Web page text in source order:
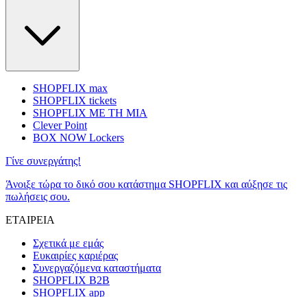
SHOPFLIX max
SHOPFLIX tickets
SHOPFLIX ΜΕ ΤΗ ΜΙΑ
Clever Point
BOX NOW Lockers
Γίνε συνεργάτης!
Άνοιξε τώρα το δικό σου κατάστημα SHOPFLIX και αύξησε τις
πωλήσεις σου.
ΕΤΑΙΡΕΙΑ
Σχετικά με εμάς
Ευκαιρίες καριέρας
Συνεργαζόμενα καταστήματα
SHOPFLIX B2B
SHOPFLIX app